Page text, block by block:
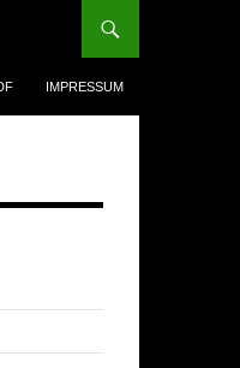
IMPRESSUM